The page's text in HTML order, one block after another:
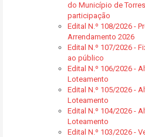
do Município de
participação
Edital N.º 108/2026 -
Arrendamento 2026
Edital N.º 107/2026 -
ao público
Edital N.º 106/2026 -
Loteamento
Edital N.º 105/2026 -
Loteamento
Edital N.º 104/2026 -
Loteamento
Edital N.º 103/2026 -